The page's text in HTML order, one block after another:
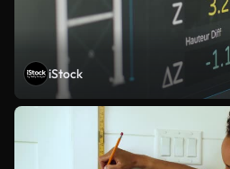
iStock